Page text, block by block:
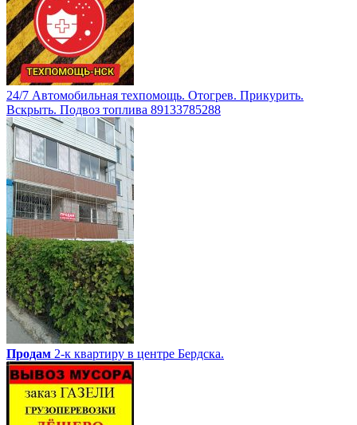
24/7 Автомобильная техпомощь. Отогрев. Прикурить.
Вскрыть. Подвоз топлива 89133785288
Продам 2-к квартиру в центре Бердска.